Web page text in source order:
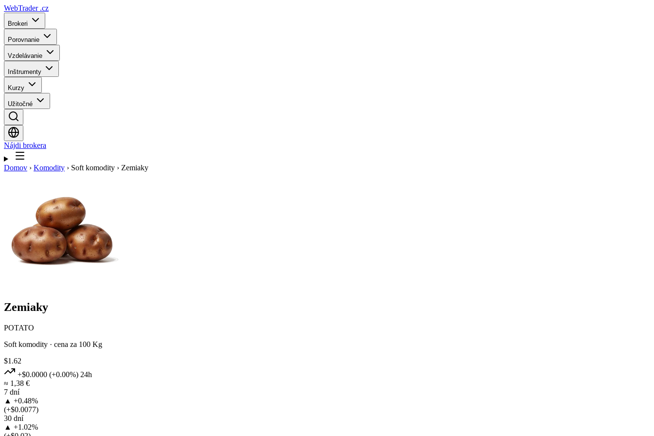
WebTrader .cz
Brokeri
Porovnanie
Vzdelávanie
Inštrumenty
Kurzy
Užitočné
Nájdi brokera
Domov › Komodity › Soft komodity › Zemiaky
Zemiaky
POTATO
Soft komodity · cena za 100 Kg
$1.62
+$0.0000 (+0.00%) 24h
≈ 1,38 €
7 dní
▲ +0.48%
(+$0.0077)
30 dní
▲ +1.02%